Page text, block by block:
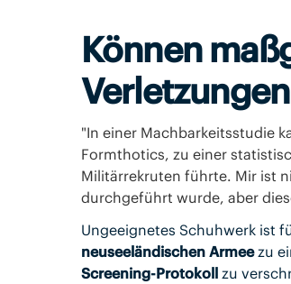
Können
"In einer Machbarkeitsstudie
Formthotics, zu einer
Militärrekruten führte. Mir ist
durchgeführt wurde, aber
Ungeeignetes Schuhwerk ist
neuseeländischen Armeezu
Screening-Protokollzu